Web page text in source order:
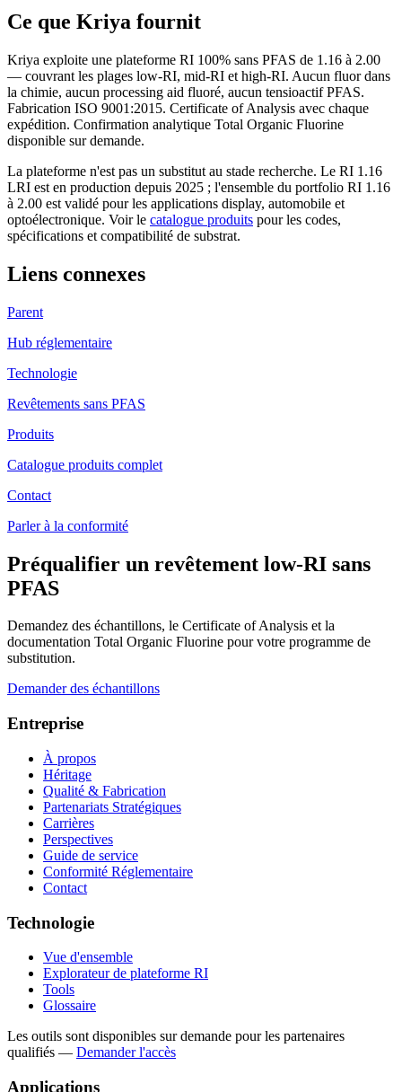
Ce que Kriya fournit
Kriya exploite une plateforme RI 100% sans PFAS de 1.16 à 2.00
— couvrant les plages low-RI, mid-RI et high-RI. Aucun fluor dans
la chimie, aucun processing aid fluoré, aucun tensioactif PFAS.
Fabrication ISO 9001:2015. Certificate of Analysis avec chaque
expédition. Confirmation analytique Total Organic Fluorine
disponible sur demande.
La plateforme n'est pas un substitut au stade recherche. Le RI 1.16
LRI est en production depuis 2025 ; l'ensemble du portfolio RI 1.16
à 2.00 est validé pour les applications display, automobile et
optoélectronique. Voir le catalogue produits pour les codes,
spécifications et compatibilité de substrat.
Liens connexes
Parent
Hub réglementaire
Technologie
Revêtements sans PFAS
Produits
Catalogue produits complet
Contact
Parler à la conformité
Préqualifier un revêtement low-RI sans
PFAS
Demandez des échantillons, le Certificate of Analysis et la
documentation Total Organic Fluorine pour votre programme de
substitution.
Demander des échantillons
Entreprise
À propos
Héritage
Qualité & Fabrication
Partenariats Stratégiques
Carrières
Perspectives
Guide de service
Conformité Réglementaire
Contact
Technologie
Vue d'ensemble
Explorateur de plateforme RI
Tools
Glossaire
Les outils sont disponibles sur demande pour les partenaires
qualifiés — Demander l'accès
Applications